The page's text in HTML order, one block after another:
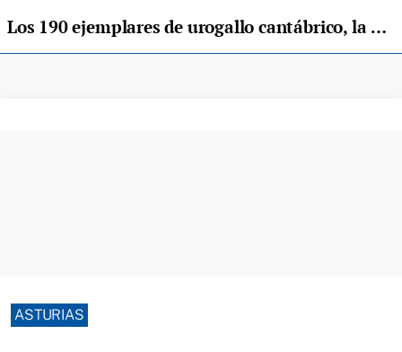
Los 190 ejemplares de urogallo cantábrico, la última esperanza de la especie
ASTURIAS